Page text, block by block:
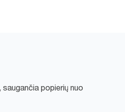
popierių nuo